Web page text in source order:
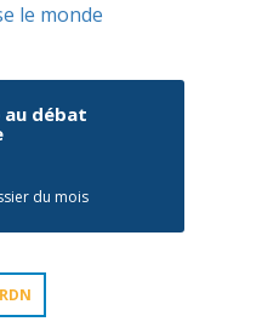
le monde
au débat
du mois